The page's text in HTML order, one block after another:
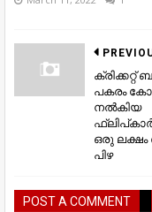
ക്രിക്കറ്റ്
പകരം
നല്‍കിയ
ഒരു
പിഴ
POST A COMMENT